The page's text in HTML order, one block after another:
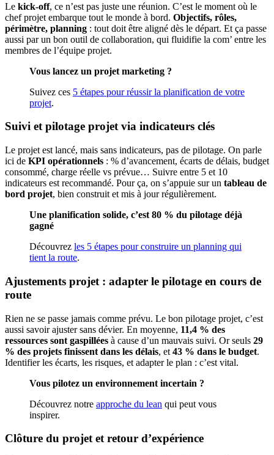
Le kick-off, ce n’est pas juste une réunion. C’est le moment où le
chef projet embarque tout le monde à bord. Objectifs, rôles,
périmètre, planning : tout doit être aligné dès le départ. Et ça passe
aussi par un bon outil de collaboration, qui fluidifie la com’ entre les
membres de l’équipe projet.
Vous lancez un projet marketing ?
Suivez ces 5 étapes pour réussir la planification de votre
projet.
Suivi et pilotage projet via indicateurs clés
Le projet est lancé, mais sans indicateurs, pas de pilotage. On parle
ici de KPI opérationnels : % d’avancement, écarts de délais, budget
consommé, charge réelle vs prévue… Suivre entre 5 et 10
indicateurs est recommandé. Pour ça, on s’appuie sur un tableau de
bord projet, bien construit et mis à jour régulièrement.
Une planification solide, c’est 80 % du pilotage déjà
gagné
Découvrez les 5 étapes pour construire un planning qui
tient la route.
Ajustements projet : adapter le pilotage en cours de
route
Rien ne se passe jamais comme prévu. Le bon pilotage projet, c’est
aussi savoir ajuster sans dévier. En moyenne, 11,4 % des
ressources sont gaspillées à cause d’un mauvais suivi. Or seuls 29
% des projets finissent dans les délais, et 43 % dans le budget.
Identifier les écarts, les risques, et adapter le plan : c’est vital.
Vous pilotez un environnement incertain ?
Découvrez notre approche du lean qui peut vous
inspirer.
Clôture du projet et retour d’expérience